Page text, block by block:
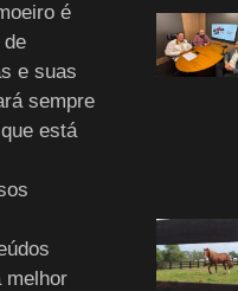
é
e suas
sempre
está
melhor